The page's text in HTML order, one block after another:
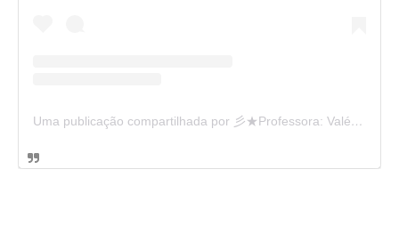
Uma publicação compartilhada por 彡★Professora: Valéria·.¸¸.· (@ensinandocomcarinho)